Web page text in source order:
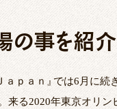
事を紹介
ａｐａｎ 』では6月に続
来る2020年東京オリ